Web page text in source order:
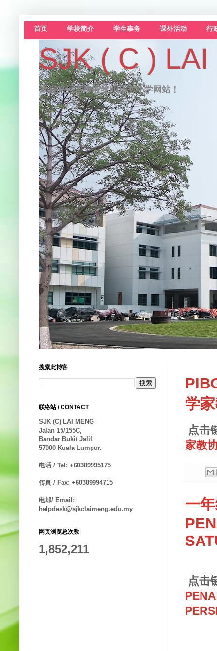
首页 学校简介 学生事务 课外活动 行
SJK ( C )
欢迎来到吉隆坡黎明华文小学网站！
学
点击
家教
一
点击
搜索此博客
联络站 / CONTACT
SJK (C) LAI MENG
Jalan 15/155C,
Bandar Bukit Jalil,
57000 Kuala Lumpur.
电话 / Tel: +60389995175
传真 / Fax: +60389994715
电邮/ Email:
helpdesk@sjkclaimeng.edu.my
网页浏览总次数
1,852,211